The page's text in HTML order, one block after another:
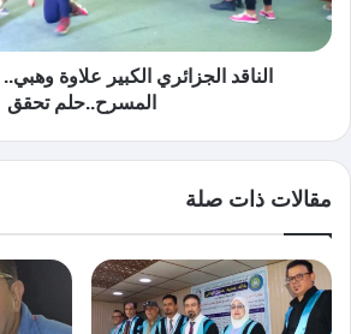
الناقد الجزائري الكبير علاوة
المسرح..حلم تحقق
مقالات ذات صلة